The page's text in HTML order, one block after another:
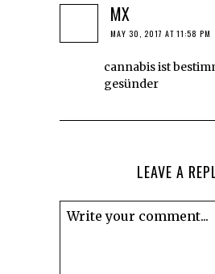
MX
MAY 30, 2017 AT 11:58 PM
cannabis ist
gesünder
LEAVE A